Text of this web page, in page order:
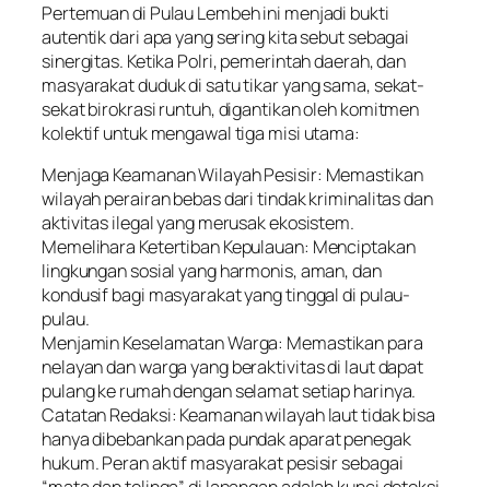
Pertemuan di Pulau Lembeh ini menjadi bukti
autentik dari apa yang sering kita sebut sebagai
sinergitas. Ketika Polri, pemerintah daerah, dan
masyarakat duduk di satu tikar yang sama, sekat-
sekat birokrasi runtuh, digantikan oleh komitmen
kolektif untuk mengawal tiga misi utama:
Menjaga Keamanan Wilayah Pesisir: Memastikan
wilayah perairan bebas dari tindak kriminalitas dan
aktivitas ilegal yang merusak ekosistem.
Memelihara Ketertiban Kepulauan: Menciptakan
lingkungan sosial yang harmonis, aman, dan
kondusif bagi masyarakat yang tinggal di pulau-
pulau.
Menjamin Keselamatan Warga: Memastikan para
nelayan dan warga yang beraktivitas di laut dapat
pulang ke rumah dengan selamat setiap harinya.
Catatan Redaksi: Keamanan wilayah laut tidak bisa
hanya dibebankan pada pundak aparat penegak
hukum. Peran aktif masyarakat pesisir sebagai